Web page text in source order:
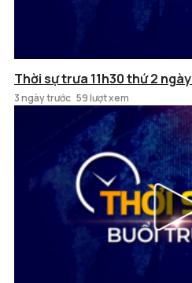
Thời sự trưa 11h30 thứ 2
3 ngày trước 59 lượt xem